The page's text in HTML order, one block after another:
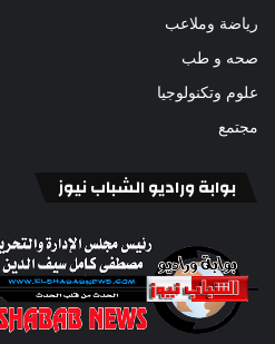
رياضة وملاعب
صحه و طب
علوم وتكنولوجيا
مجتمع
بوابة وراديو الشباب نيوز